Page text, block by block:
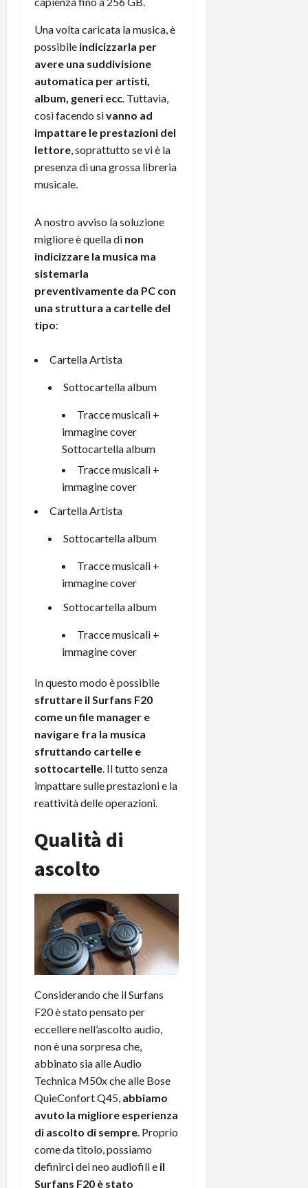
Una volta caricata la musica, è
possibile indicizzarla per
avere una suddivisione
automatica per artisti,
album, generi ecc. Tuttavia,
così facendo sivanno ad
impattare le prestazioni del
lettore, soprattutto se vi è la
presenza di una grossa libreria
musicale.
A nostro avviso la soluzione
migliore è quella di non
indicizzare la musica ma
sistemarla
preventivamente da PC con
una struttura a cartelle del
tipo:
Cartella Artista
Sottocartella album
Tracce musicali +
immagine cover
Sottocartella album
Tracce musicali +
immagine cover
Cartella Artista
Sottocartella album
Tracce musicali +
immagine cover
Sottocartella album
Tracce musicali +
immagine cover
In questo modo è possibile
sfruttare il Surfans F20
come un file manager e
navigare fra la musica
sfruttando cartelle e
sottocartelle. Il tutto senza
impattare sulle prestazioni e la
reattività delle operazioni.
Qualità di
ascolto
Considerando che il Surfans
F20 è stato pensato per
eccellere nell’ascolto audio,
non è una sorpresa che,
abbinato sia alle Audio
Technica M50x che alle Bose
QuieConfort Q45, abbiamo
avuto la migliore esperienza
di ascolto di sempre. Proprio
come da titolo, possiamo
definirci dei neo audiofili e il
Surfans F20 è stato